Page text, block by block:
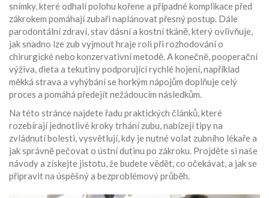
snímky, které odhalí polohu kořene a případné komplikace před
zákrokem pomáhají zubaři naplánovat přesný postup. Dále
parodontální zdraví,stav dásní a kostní tkáně, který ovlivňuje,
jak snadno lze zub vyjmouthraje roli při rozhodování o
chirurgické nebo konzervativní metodě. A konečně,pooperační
výživa,dieta a tekutiny podporující rychlé hojení, například
měkká strava a vyhýbání se horkým nápojům doplňuje celý
proces a pomáhá předejít nežádoucím následkům.
Na této stránce najdete řadu praktických článků, které
rozebírají jednotlivé kroky trhání zubu, nabízejí tipy na
zvládnutí bolesti, vysvětlují, kdy je nutné volat zubního lékaře a
jak správně pečovat o ústní dutinu po zákroku. Projděte si naše
návody a získejte jistotu, že budete vědět, co očekávat, a jak se
připravit na úspěšný a bezproblémový průběh.